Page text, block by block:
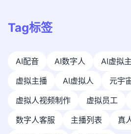
Tag标签
AI配音 AI数字人 AI虚拟
虚拟主播
AI虚拟人
元宇
虚拟人视频制作
虚拟员工
数字人客服
主播列表
真